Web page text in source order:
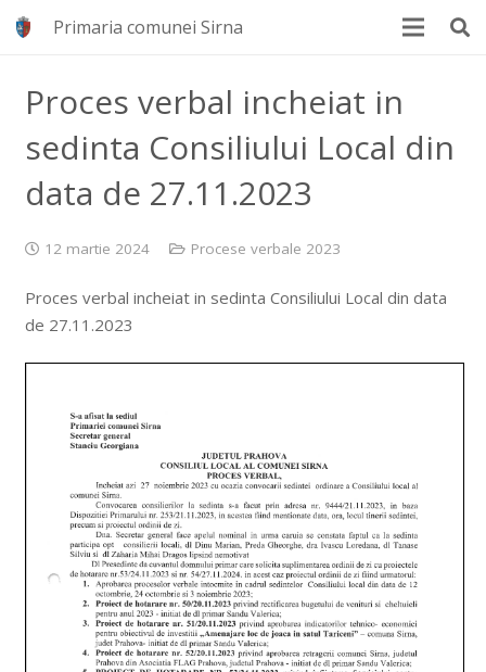
Primaria comunei Sirna
Proces verbal incheiat in
sedinta Consiliului Local din
data de 27.11.2023
12 martie 2024 Procese verbale 2023
Proces verbal incheiat in sedinta Consiliului Local din data
de 27.11.2023